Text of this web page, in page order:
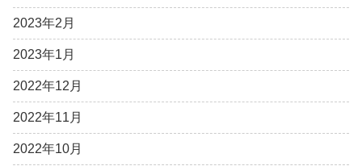
2023年2月
2023年1月
2022年12月
2022年11月
2022年10月